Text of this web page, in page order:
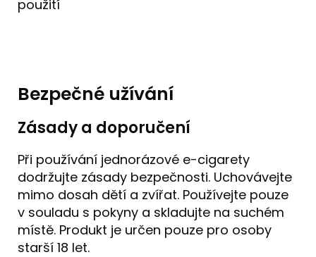
použití
Bezpečné užívání
Zásady a doporučení
Při používání jednorázové e-cigarety
dodržujte zásady bezpečnosti. Uchovávejte
mimo dosah dětí a zvířat. Používejte pouze
v souladu s pokyny a skladujte na suchém
místě. Produkt je určen pouze pro osoby
starší 18 let.